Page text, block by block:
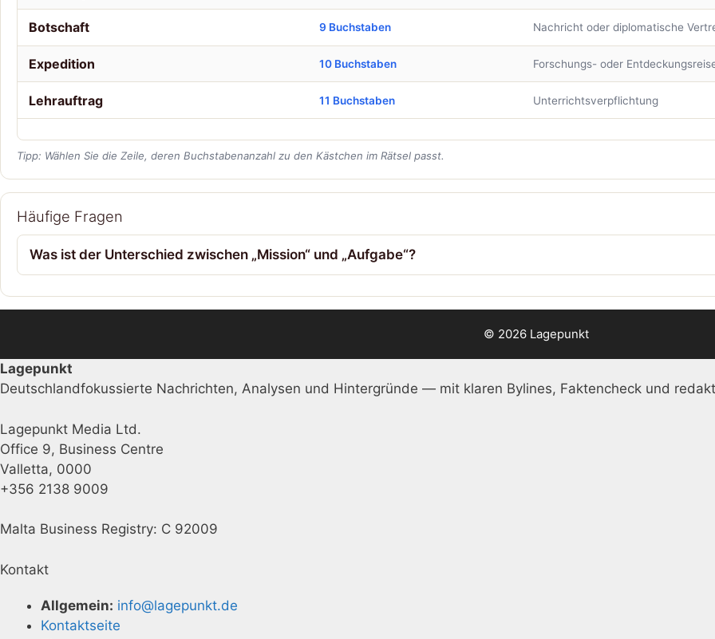
Botschaft 9 Buchstaben Nachricht oder diplomatische
Expedition 10 Buchstaben Forschungs- oder
Lehrauftrag 11 Buchstaben Unterrichtsverpflichtung
Tipp: Wählen Sie die Zeile, deren Buchstabenanzahl zu den Kästchen im Rätsel passt.
Häufige Fragen
Was ist der Unterschied zwischen „Mission“ und „Aufgabe“?
© 2026 Lagepunkt
Lagepunkt
Deutschlandfokussierte Nachrichten, Analysen und Hintergründe — mit klaren Bylines, Faktencheck und
Lagepunkt Media Ltd.
Office 9, Business Centre
Valletta, 0000
+356 2138 9009
Malta Business Registry: C 92009
Kontakt
Allgemein: info@lagepunkt.de
Kontaktseite